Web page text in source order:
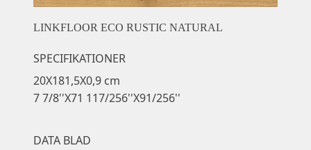
LINKFLOOR ECO RUSTIC NATURAL
SPECIFIKATIONER
20X181,5X0,9 cm
7 7/8''X71 117/256''X91/256''
DATA BLAD